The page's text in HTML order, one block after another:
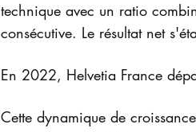
technique avec un ratio
consécutive. Le résultat net
En 2022, Helvetia France
Cette dynamique de